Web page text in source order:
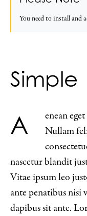
You need to install and
Simple
Aenean eget mus orci aliquet phasellus enim.
Nullam
nascetur blandit
Vitae ipsum leo
ante penatibus nisi
dapibus sit ante.